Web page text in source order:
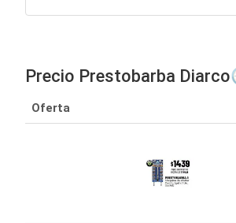
Precio Prestobarba
Oferta